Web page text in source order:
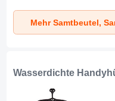
Universal K02 für
Wiko Highway 4G
Grau
für
4G
Wasserdichte